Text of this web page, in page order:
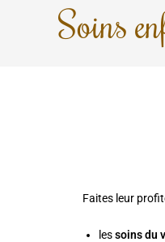
Soins
Faites leur
lessoins du